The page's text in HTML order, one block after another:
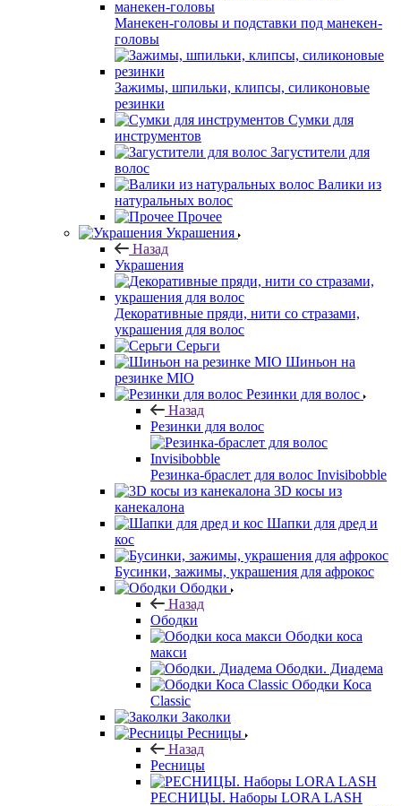
Манекен-головы и подставки под манекен-
головы
Зажимы, шпильки, клипсы, силиконовые
резинки
Сумки для
инструментов
Загустители для
волос
Валики из
натуральных волос
Прочее
Украшения
Назад
Украшения
Декоративные пряди, нити со стразами,
украшения для волос
Серьги
Шиньон на
резинке MIO
Резинки для волос
Назад
Резинки для волос
Резинка-браслет для волос Invisibobble
3D косы из
канекалона
Шапки для дред и
кос
Бусинки, зажимы, украшения для афрокос
Ободки
Назад
Ободки
Ободки коса
макси
Ободки. Диадема
Ободки Коса
Classic
Заколки
Ресницы
Назад
Ресницы
РЕСНИЦЫ. Наборы LORA LASH